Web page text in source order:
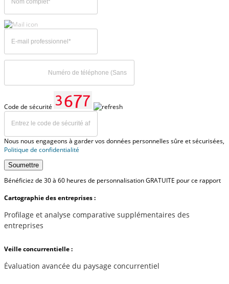
Code de sécurité
Nous nous engageons à garder vos données personnelles sûre et sécurisées,
Politique de confidentialité
Soumettre
Bénéficiez de 30 à 60 heures de personnalisation GRATUITE pour ce rapport
Cartographie des entreprises :
Profilage et analyse comparative supplémentaires des
entreprises
Veille concurrentielle :
Évaluation avancée du paysage concurrentiel